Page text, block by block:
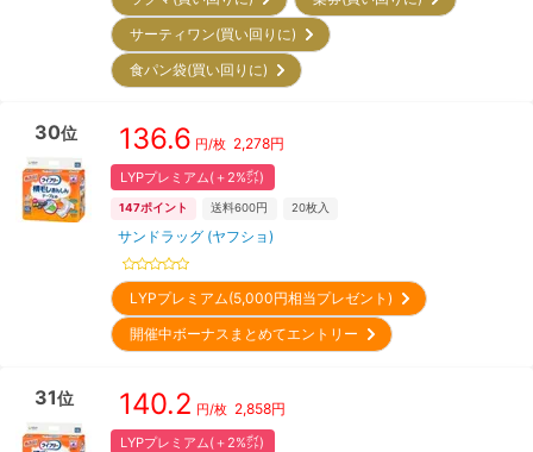
サーティワン(買い回りに)
食パン袋(買い回りに)
30位 136.6 円/枚 2,278円
LYPプレミアム(＋2%㌽)
147ポイント 送料600円 20枚入
サンドラッグ (ヤフショ)
LYPプレミアム(5,000円相当プレゼント)
開催中ボーナスまとめてエントリー
31位 140.2 円/枚 2,858円
LYPプレミアム(＋2%㌽)